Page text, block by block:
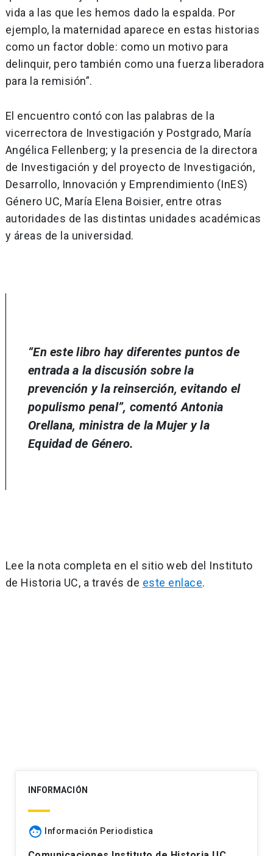
vida a las que les hemos dado la espalda. Por
ejemplo, la maternidad aparece en estas historias
como un factor doble: como un motivo para
delinquir, pero también como una fuerza liberadora
para la remisión”.
El encuentro contó con las palabras de la
vicerrectora de Investigación y Postgrado, María
Angélica Fellenberg; y la presencia de la directora
de Investigación y del proyecto de Investigación,
Desarrollo, Innovación y Emprendimiento (InES)
Género UC, María Elena Boisier, entre otras
autoridades de las distintas unidades académicas
y áreas de la universidad.
“En este libro hay diferentes puntos de
entrada a la discusión sobre la
prevención y la reinserción, evitando el
populismo penal”, comentó Antonia
Orellana, ministra de la Mujer y la
Equidad de Género.
Lee la nota completa en el sitio web del Instituto
de Historia UC, a través de este enlace.
INFORMACIÓN
face Información Periodistica